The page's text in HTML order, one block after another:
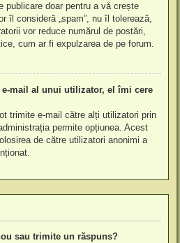
publicare doar pentru a vă crește
îl consideră „spam”, nu îl tolerează,
vor reduce numărul de postări,
cum ar fi expulzarea de pe forum.
mail al unui utilizator, el îmi cere
trimite e-mail către alți utilizatori prin
permite opțiunea. Acest
de către utilizatori anonimi a
sau trimite un răspuns?